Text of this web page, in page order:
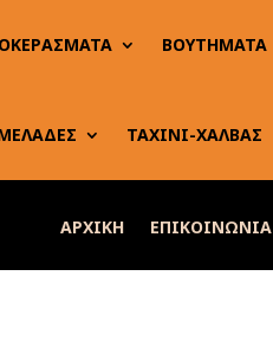
ΒΟΥΤΗΜΑΤΑ
ΤΑΧΙΝΙ-ΧΑΛΒΑΣ
ΑΡΧΙΚΗ ΕΠΙΚΟΙΝΩΝΙΑ